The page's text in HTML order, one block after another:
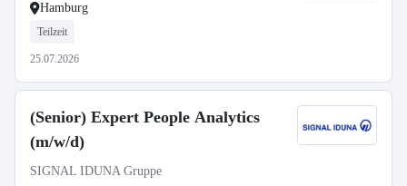
Hamburg
Teilzeit
25.07.2026
(Senior) Expert People Analytics
(m/w/d)
SIGNAL IDUNA Gruppe